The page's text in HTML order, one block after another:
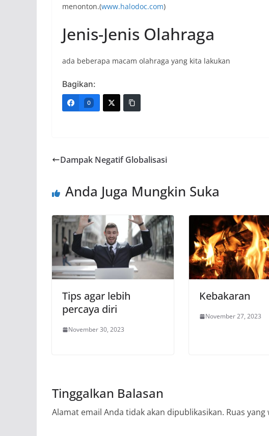
menonton.(www.halodoc.com)
Jenis-Jenis Olahraga
ada beberapa macam olahraga yang kita lakukan
Bagikan:
0
Dampak Negatif Globalisasi
Anda Juga Mungkin Suka
Tips agar lebih
percaya diri
November 30, 2023
Kebakaran
November 27, 2023
Tinggalkan Balasan
Alamat email Anda tidak akan dipublikasikan. Ruas